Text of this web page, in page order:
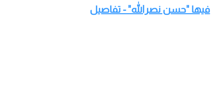
فيها "حسن نصرالله" - تفاصيل